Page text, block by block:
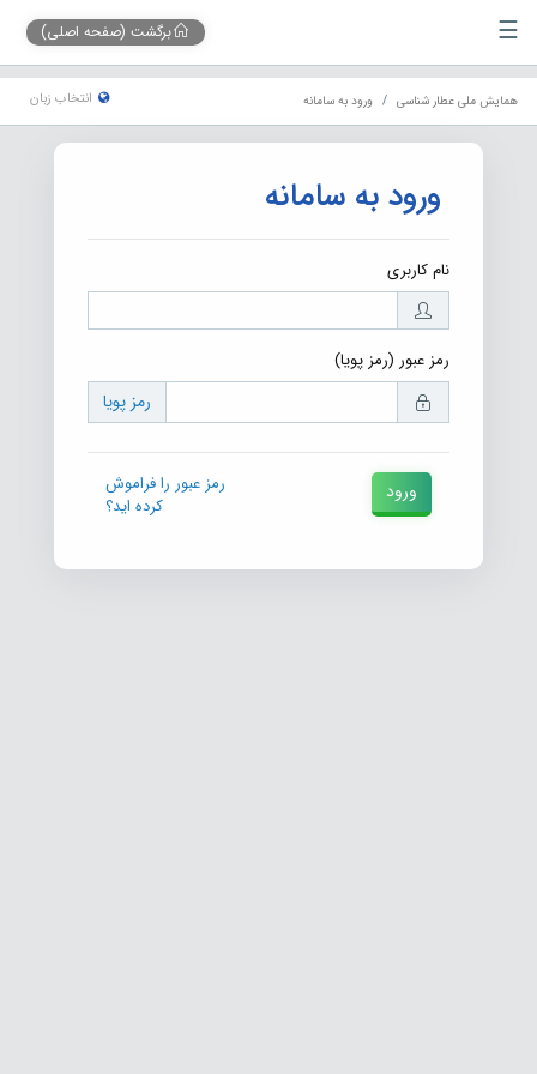
☰ برگشت (صفحه اصلی)
همایش ملی عطار شناسی ورود به سامانه انتخاب زبان
ورود به سامانه
نام کاربری
رمز عبور (رمز پویا)
رمز پویا
ورود
رمز عبور را فراموش
کرده اید؟